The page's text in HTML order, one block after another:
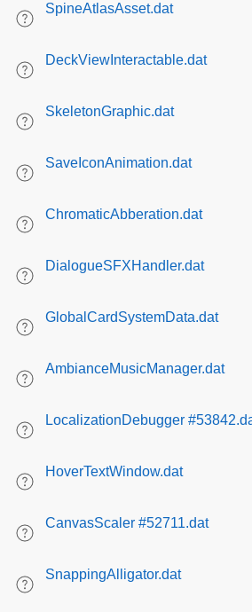
SpineAtlasAsset.dat
DeckViewInteractable.dat
SkeletonGraphic.dat
SaveIconAnimation.dat
ChromaticAbberation.dat
DialogueSFXHandler.dat
GlobalCardSystemData.dat
AmbianceMusicManager.dat
LocalizationDebugger
HoverTextWindow.dat
CanvasScaler #52711.dat
SnappingAlligator.dat